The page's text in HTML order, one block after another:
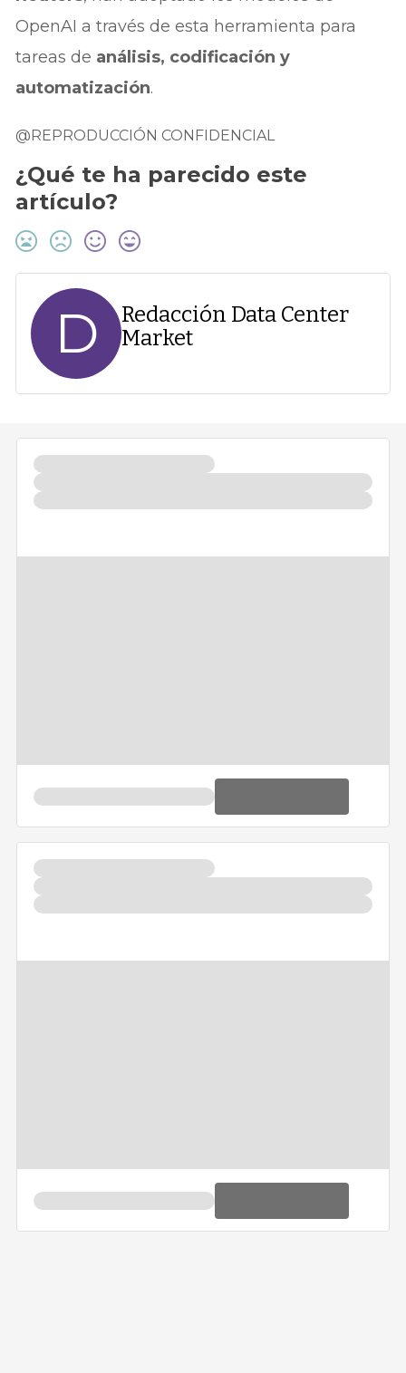
OpenAI a través de esta herramienta para
tareas de análisis, codificación y
automatización.
@REPRODUCCIÓN CONFIDENCIAL
¿Qué te ha parecido este
artículo?
D
Redacción Data Center
Market